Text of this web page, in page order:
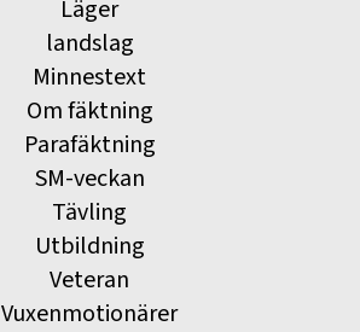
Läger
landslag
Minnestext
Om fäktning
Parafäktning
SM-veckan
Tävling
Utbildning
Veteran
Vuxenmotionärer